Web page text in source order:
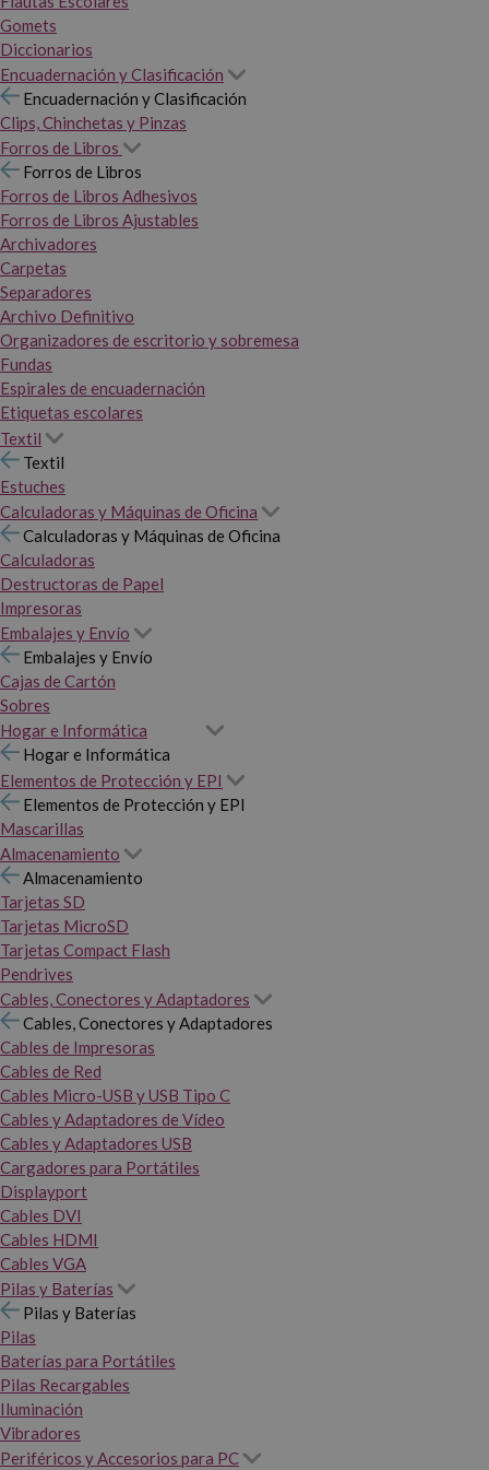
Gomets
Diccionarios
Encuadernación y Clasificación
Encuadernación y Clasificación
Clips, Chinchetas y Pinzas
Forros de Libros
Forros de Libros
Forros de Libros Adhesivos
Forros de Libros Ajustables
Archivadores
Carpetas
Separadores
Archivo Definitivo
Organizadores de escritorio y sobremesa
Fundas
Espirales de encuadernación
Etiquetas escolares
Textil
Textil
Estuches
Calculadoras y Máquinas de Oficina
Calculadoras y Máquinas de Oficina
Calculadoras
Destructoras de Papel
Impresoras
Embalajes y Envío
Embalajes y Envío
Cajas de Cartón
Sobres
Hogar e Informática
Hogar e Informática
Elementos de Protección y EPI
Elementos de Protección y EPI
Mascarillas
Almacenamiento
Almacenamiento
Tarjetas SD
Tarjetas MicroSD
Tarjetas Compact Flash
Pendrives
Cables, Conectores y Adaptadores
Cables, Conectores y Adaptadores
Cables de Impresoras
Cables de Red
Cables Micro-USB y USB Tipo C
Cables y Adaptadores de Vídeo
Cables y Adaptadores USB
Cargadores para Portátiles
Displayport
Cables DVI
Cables HDMI
Cables VGA
Pilas y Baterías
Pilas y Baterías
Pilas
Baterías para Portátiles
Pilas Recargables
Iluminación
Vibradores
Periféricos y Accesorios para PC